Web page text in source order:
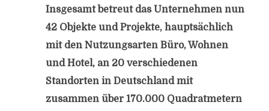
Insgesamt betreut das Unternehmen nun
42 Objekte und Projekte, hauptsächlich
mit den Nutzungsarten Büro, Wohnen
und Hotel, an 20 verschiedenen
Standorten in Deutschland mit
zusammen über 170.000 Quadratmetern